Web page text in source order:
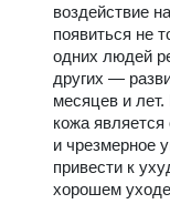
воздействие
появиться не
одних людей
других —
месяцев и
кожа
и чрезмерное
привести к
хорошем